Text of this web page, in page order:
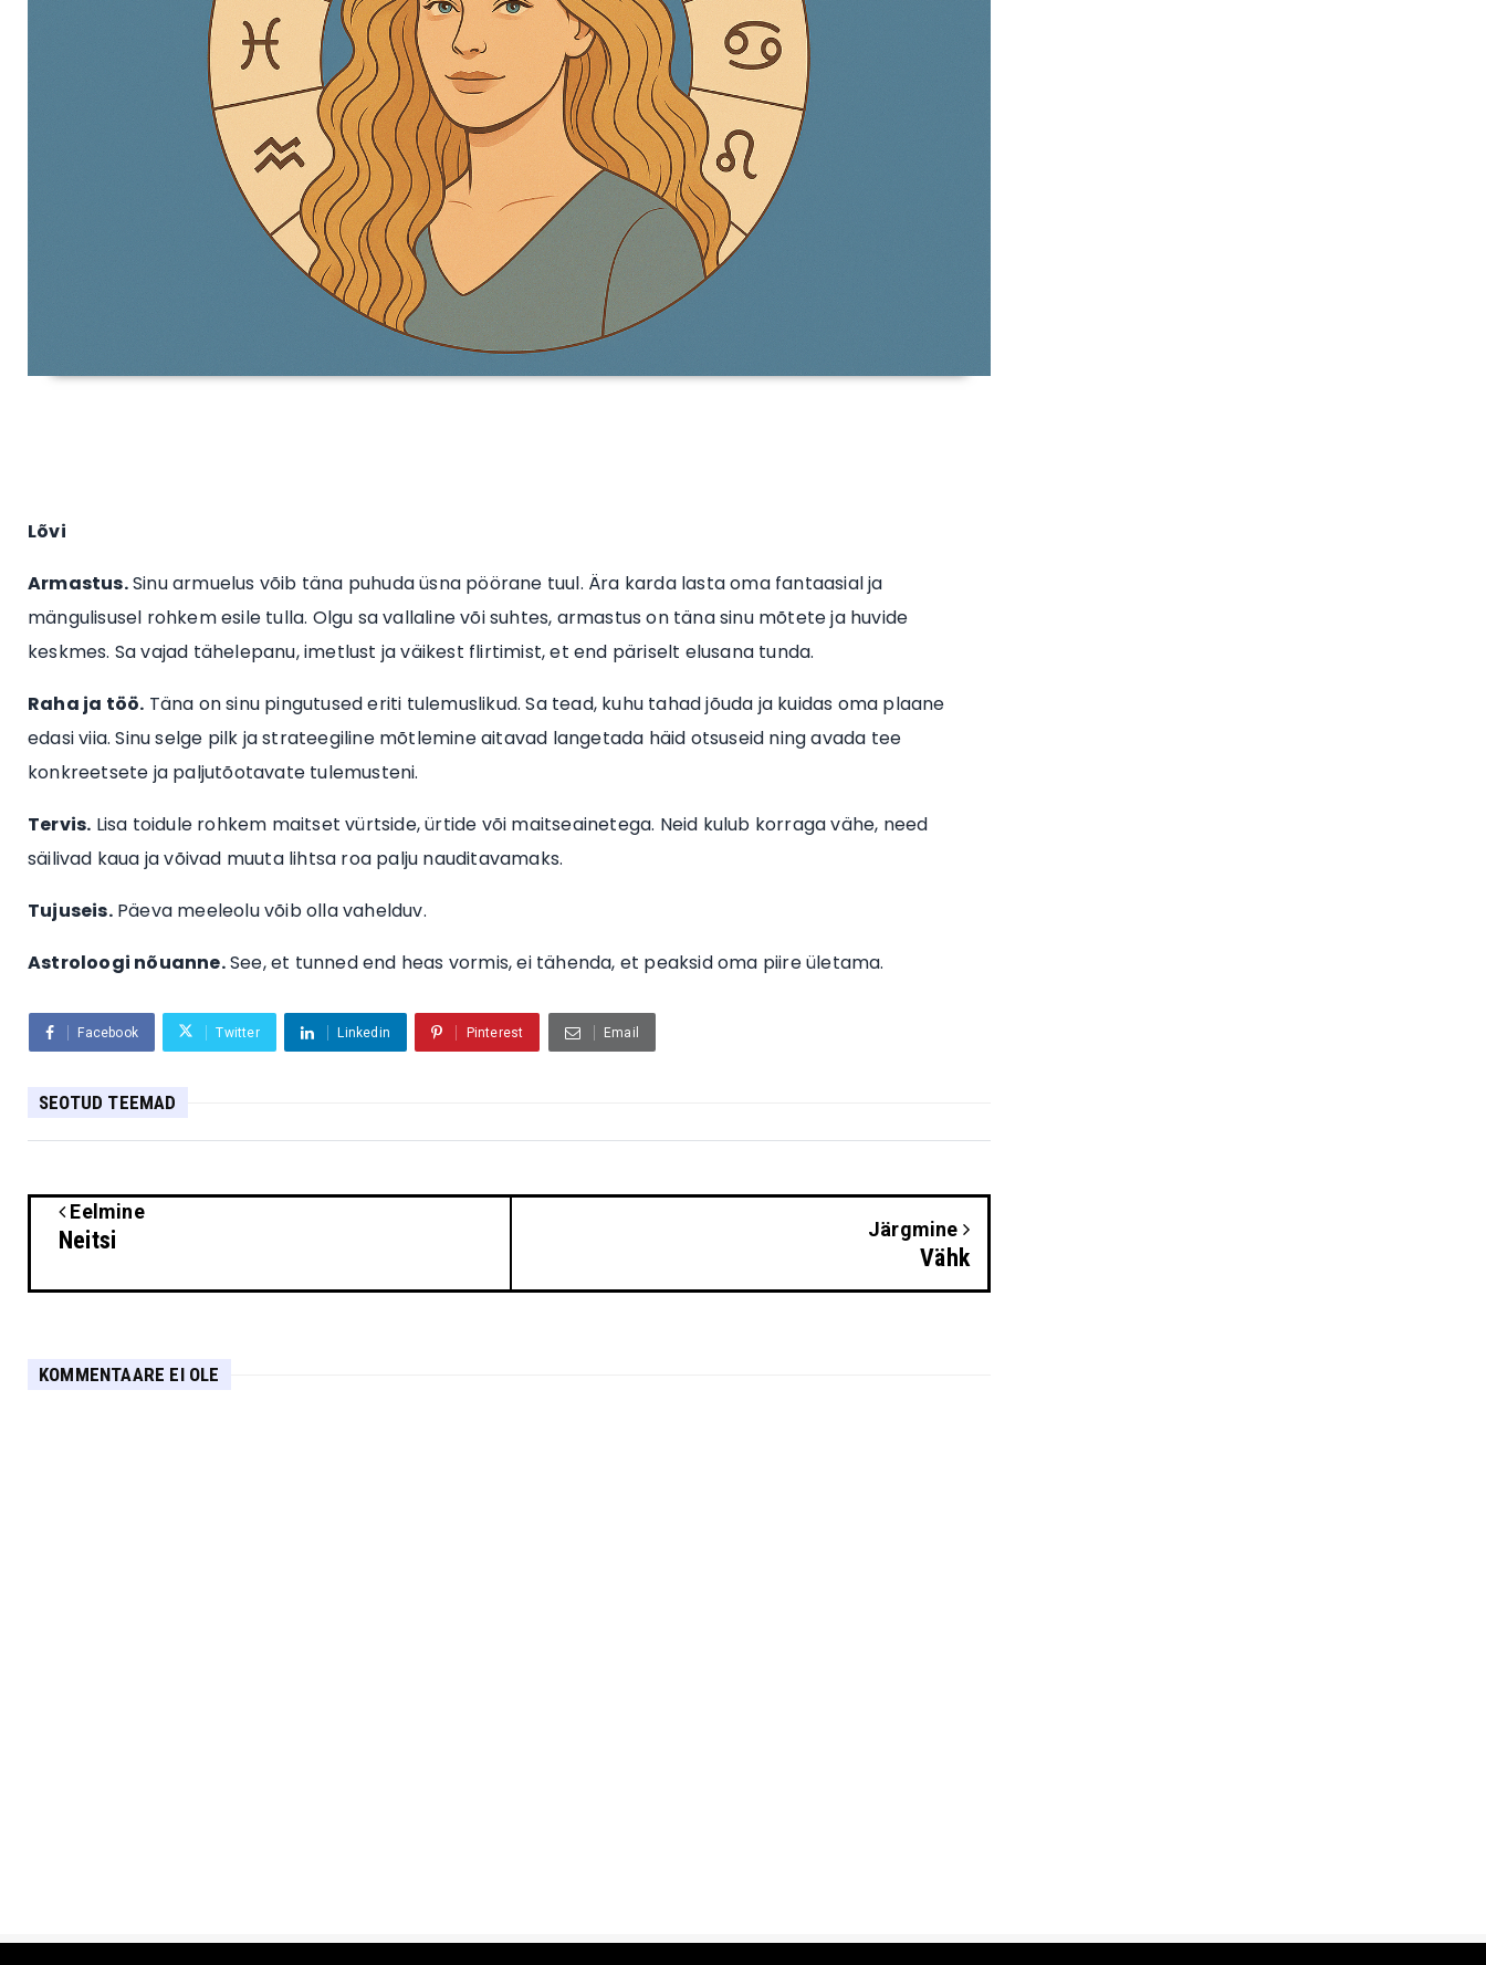
Lõvi
Armastus.Sinu armuelus võib täna puhuda üsna pöörane tuul. Ära karda lasta oma fantaasial ja
mängulisusel rohkem esile tulla. Olgu sa vallaline või suhtes, armastus on täna sinu mõtete ja huvide
keskmes. Sa vajad tähelepanu, imetlust ja väikest flirtimist, et end päriselt elusana tunda.
Raha ja töö. Täna on sinu pingutused eriti tulemuslikud. Sa tead, kuhu tahad jõuda ja kuidas oma plaane
edasi viia. Sinu selge pilk ja strateegiline mõtlemine aitavad langetada häid otsuseid ning avada tee
konkreetsete ja paljutõotavate tulemusteni.
Tervis. Lisa toidule rohkem maitset vürtside, ürtide või maitseainetega. Neid kulub korraga vähe, need
säilivad kaua ja võivad muuta lihtsa roa palju nauditavamaks.
Tujuseis.Päeva meeleolu võib olla vahelduv.
Astroloogi nõuanne.See, et tunned end heas vormis, ei tähenda, et peaksid oma piire ületama.
Facebook Twitter Linkedin Pinterest Email
SEOTUD TEEMAD
Eelmine
Neitsi Järgmine
Vähk
KOMMENTAARE EI OLE